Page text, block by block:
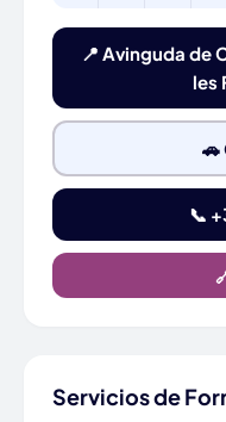
📍 Avinguda de
les
🚗
📞
Servicios de